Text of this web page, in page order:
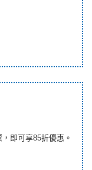
即可享85折優惠。